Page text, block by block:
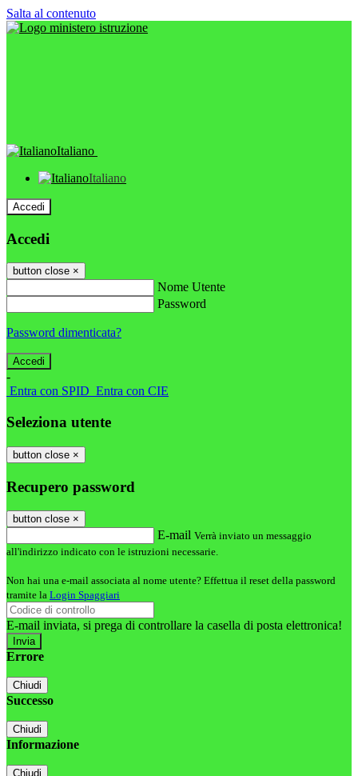
Salta al contenuto
Italiano
Italiano
Accedi
Accedi
button close ×
Nome Utente
Password
Password dimenticata?
-
Entra con SPID Entra con CIE
Seleziona utente
button close ×
Recupero password
button close ×
E-mail Verrà inviato un messaggio
all'indirizzo indicato con le istruzioni necessarie.
Non hai una e-mail associata al nome utente? Effettua il reset della password
tramite la Login Spaggiari
E-mail inviata, si prega di controllare la casella di posta elettronica!
Errore
Chiudi
Successo
Chiudi
Informazione
Chiudi